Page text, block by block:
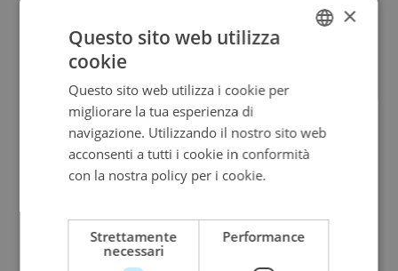
Modello medio
ITALIAN
×
Questo sito web utilizza
cookie
Questo sito web utilizza i cookie per
migliorare la tua esperienza di
navigazione. Utilizzando il nostro sito web
acconsenti a tutti i cookie in conformità
con la nostra policy per i cookie.
Strettamente
necessari
Performance